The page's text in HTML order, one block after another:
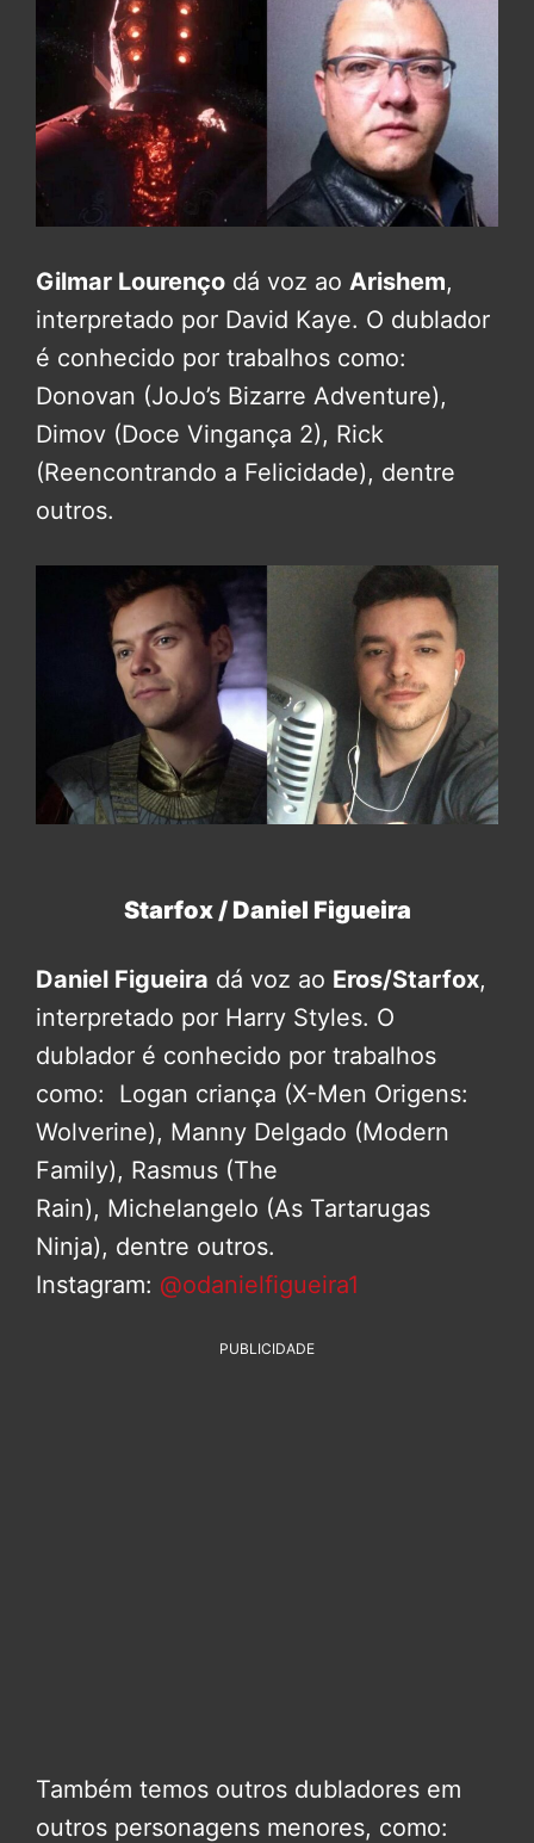
Gilmar Lourenço dá voz ao Arishem,
interpretado por David Kaye. O dublador
é conhecido por trabalhos como:
Donovan (JoJo’s Bizarre Adventure),
Dimov (Doce Vingança 2), Rick
(Reencontrando a Felicidade), dentre
outros.
Starfox / Daniel Figueira
Daniel Figueira dá voz ao Eros/Starfox,
interpretado por Harry Styles. O
dublador é conhecido por trabalhos
como: Logan criança (X-Men Origens:
Wolverine), Manny Delgado (Modern
Family), Rasmus (The
Rain), Michelangelo (As Tartarugas
Ninja), dentre outros.
Instagram: @odanielfigueira1
PUBLICIDADE
Também temos outros dubladores em
outros personagens menores, como: